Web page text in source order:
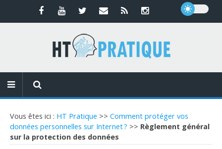
Vous êtes ici : HT Pratique >> Comment protéger vos
données personnelles sur Internet ? >> Règlement général
sur la protection des données